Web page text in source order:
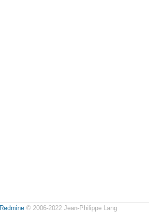
Redmine© 2006-2022 Jean-Philippe Lang